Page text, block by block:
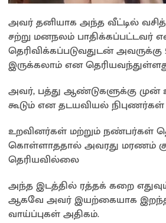
அவர் தனியாக அந்த வீட்டில்
சற்று மனநலம் பாதிக்கப்பட்டவர்
தெரிவிக்கப்படுவதுடன் அவருக்கு
இருக்கலாம் என
அவர், பத்து ஆண்டுகளுக்கு முன்
கூடும் என தடயவியல்
உறவினர்கள் மற்றும் நண்பர்கள்
கொள்ளாததால் அவரது மரணம்
தெரியவில்லை
அந்த இடத்தில் ரத்தக் கறை
ஆகவே அவர் இயற்கையாக
வாய்ப்புகள் அதிகம்.